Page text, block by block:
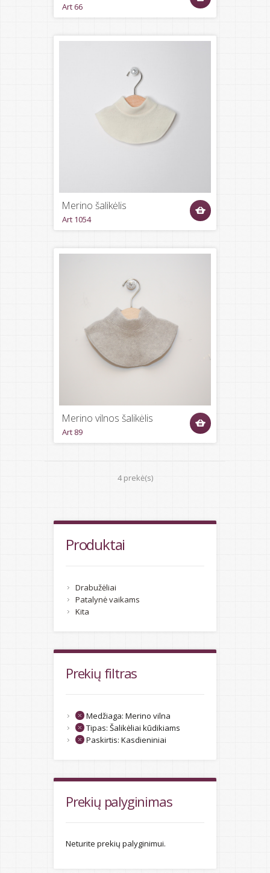
Art 66
Merino šalikėlis
Art 1054
Merino vilnos šalikėlis
Art 89
4 prekė(s)
Produktai
Drabužėliai
Patalynė vaikams
Kita
Prekių filtras
Medžiaga: Merino vilna
Tipas: Šalikėliai kūdikiams
Paskirtis: Kasdieniniai
Prekių palyginimas
Neturite prekių palyginimui.